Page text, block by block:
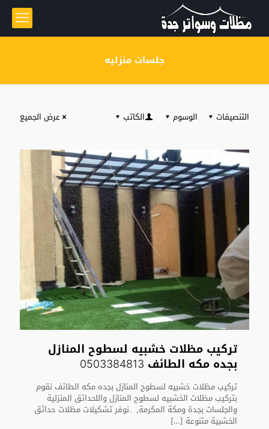
جلسات منزليه
التنصيفات الوسوم الكاتب عرض الجميع
تركيب مظلات خشبيه لسطوح المنازل
بجده مكه الطائف 0503384813
تركيب مظلات خشبيه لسطوح المنازل بجده مكه الطائف نقوم
بتركيب مظلات الخشبيه لسطوح المنازل واللحدائق المنزلية
والجلسات بجدة ومكة المكرمة, .نوفر تشكيلات مظلات حدائق
الخشبية متنوعة […]